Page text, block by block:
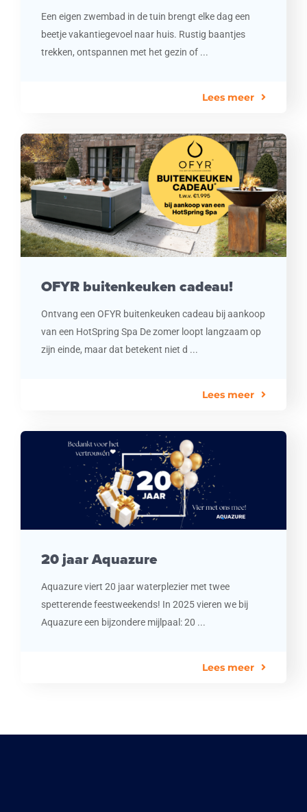
Een eigen zwembad in de tuin brengt elke dag een
beetje vakantiegevoel naar huis. Rustig baantjes
trekken, ontspannen met het gezin of ...
Lees meer
OFYR buitenkeuken cadeau!
Ontvang een OFYR buitenkeuken cadeau bij aankoop
van een HotSpring Spa De zomer loopt langzaam op
zijn einde, maar dat betekent niet d ...
Lees meer
20 jaar Aquazure
Aquazure viert 20 jaar waterplezier met twee
spetterende feestweekends! In 2025 vieren we bij
Aquazure een bijzondere mijlpaal: 20 ...
Lees meer